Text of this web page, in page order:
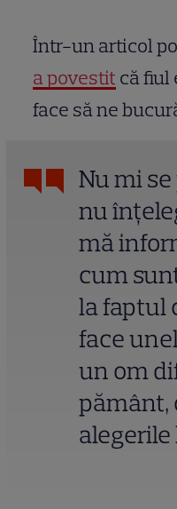
Într-un articol
a povestit că fiul
face să ne
Nu mi
nu
mă
cum
la faptul
face
un om
pământ,
alegerile